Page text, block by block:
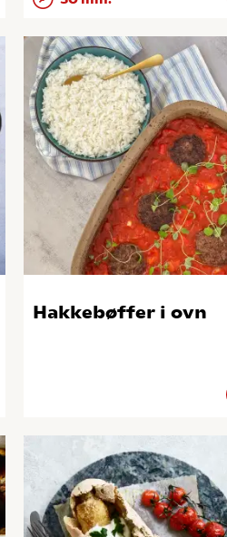
Hakkebøffer i ovn